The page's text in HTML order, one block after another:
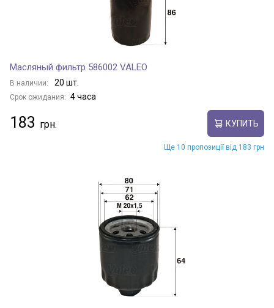
Масляный фильтр 586002 VALEO
В наличии: 20 шт.
Срок ожидания: 4 часа
183 КУПИТЬ
Ще 10 пропозиції від 183 грн